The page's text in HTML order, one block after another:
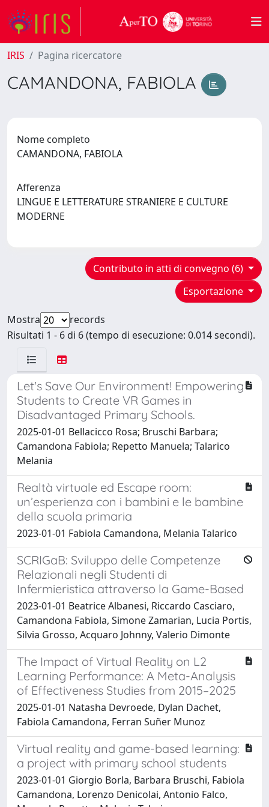
IRIS Pagina ricercatore
CAMANDONA, FABIOLA
Nome completo
CAMANDONA, FABIOLA
Afferenza
LINGUE E LETTERATURE STRANIERE E CULTURE
MODERNE
Contributo in atti di convegno (6)
Esportazione
Mostra
records
Risultati 1 - 6 di 6 (tempo di esecuzione: 0.014 secondi).
Let's Save Our Environment! Empowering
Students to Create VR Games in
Disadvantaged Primary Schools.
2025-01-01 Bellacicco Rosa; Bruschi Barbara;
Camandona Fabiola; Repetto Manuela; Talarico
Melania
Realtà virtuale ed Escape room:
un’esperienza con i bambini e le bambine
della scuola primaria
2023-01-01 Fabiola Camandona, Melania Talarico
SCRIGaB: Sviluppo delle Competenze
Relazionali negli Studenti di
Infermieristica attraverso la Game-Based
2023-01-01 Beatrice Albanesi, Riccardo Casciaro,
Camandona Fabiola, Simone Zamarian, Lucia Portis,
Silvia Grosso, Acquaro Johnny, Valerio Dimonte
The Impact of Virtual Reality on L2
Learning Performance: A Meta-Analysis
of Effectiveness Studies from 2015–2025
2025-01-01 Natasha Devroede, Dylan Dachet,
Fabiola Camandona, Ferran Suñer Munoz
Virtual reality and game-based learning:
a project with primary school students
2023-01-01 Giorgio Borla, Barbara Bruschi, Fabiola
Camandona, Lorenzo Denicolai, Antonio Falco,